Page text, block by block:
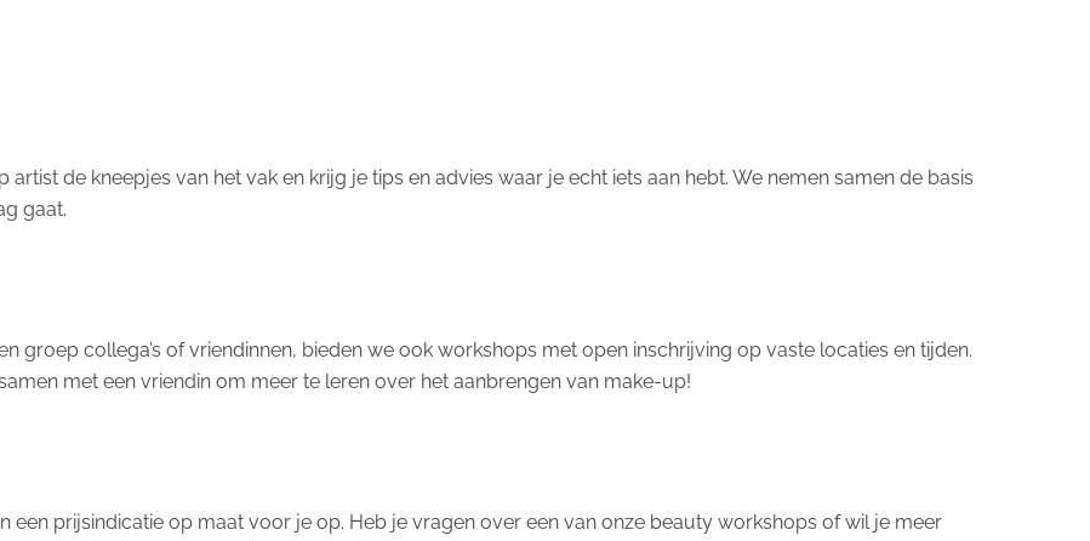
artist de kneepjes van het vak en krijg je tips en advies waar je echt iets aan hebt. We nemen samen de basis
gaat.
groep collega’s of vriendinnen, bieden we ook workshops met open inschrijving op vaste locaties en tijden.
met een vriendin om meer te leren over het aanbrengen van make-up!
een prijsindicatie op maat voor je op. Heb je vragen over een van onze beauty workshops of wil je meer